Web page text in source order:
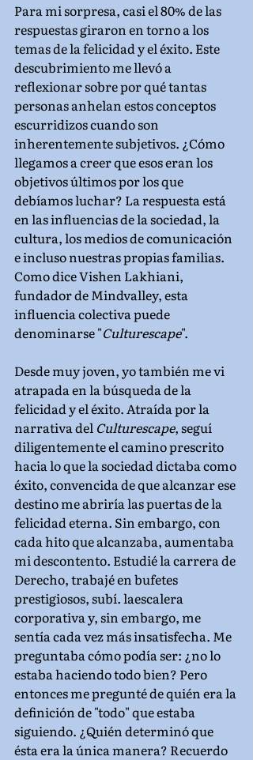
Para mi sorpresa, casi el 80% de las
respuestas giraron en torno a los
temas de la felicidad y el éxito. Este
descubrimiento me llevó a
reflexionar sobre por qué tantas
personas anhelan estos conceptos
escurridizos cuando son
inherentemente subjetivos. ¿Cómo
llegamos a creer que esos eran los
objetivos últimos por los que
debíamos luchar? La respuesta está
en las influencias de la sociedad, la
cultura, los medios de comunicación
e incluso nuestras propias familias.
Como dice Vishen Lakhiani,
fundador de Mindvalley, esta
influencia colectiva puede
denominarse "Culturescape".
Desde muy joven, yo también me vi
atrapada en la búsqueda de la
felicidad y el éxito. Atraída por la
narrativa del Culturescape, seguí
diligentemente el camino prescrito
hacia lo que la sociedad dictaba como
éxito, convencida de que alcanzar ese
destino me abriría las puertas de la
felicidad eterna. Sin embargo, con
cada hito que alcanzaba, aumentaba
mi descontento. Estudié la carrera de
Derecho, trabajé en bufetes
prestigiosos, subí. laescalera
corporativa y, sin embargo, me
sentía cada vez más insatisfecha. Me
preguntaba cómo podía ser: ¿no lo
estaba haciendo todo bien? Pero
entonces me pregunté de quién era la
definición de "todo" que estaba
siguiendo. ¿Quién determinó que
ésta era la única manera? Recuerdo